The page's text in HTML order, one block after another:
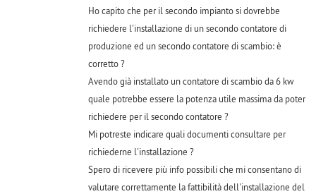
Ho capito che per il secondo impianto si dovrebbe
richiedere l'installazione di un secondo contatore di
produzione ed un secondo contatore di scambio: è
corretto ?
Avendo già installato un contatore di scambio da 6 kw
quale potrebbe essere la potenza utile massima da poter
richiedere per il secondo contatore ?
Mi potreste indicare quali documenti consultare per
richiederne l'installazione ?
Spero di ricevere più info possibili che mi consentano di
valutare correttamente la fattibilità dell'installazione del